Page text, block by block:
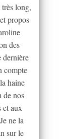
long,
propos
des
dernière
compte
haine
de nos
et aux
ne la
sur le